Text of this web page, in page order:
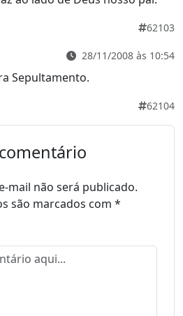
62103
28/11/2008 às 10:54
Sepultamento.
62104
mail não será publicado.
são marcados com *